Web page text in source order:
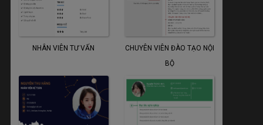
NHÂN VIÊN TƯ VẤN
CHUYÊN VIÊN ĐÀO TẠO NỘI
BỘ